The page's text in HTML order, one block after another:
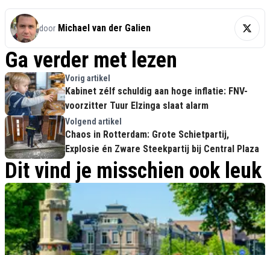
door Michael van der Galien
Ga verder met lezen
Vorig artikel
Kabinet zélf schuldig aan hoge inflatie: FNV-
voorzitter Tuur Elzinga slaat alarm
Volgend artikel
Chaos in Rotterdam: Grote Schietpartij,
Explosie én Zware Steekpartij bij Central Plaza
Dit vind je misschien ook leuk